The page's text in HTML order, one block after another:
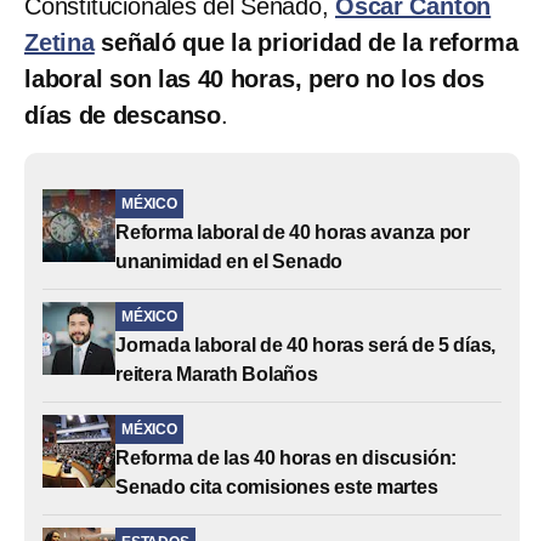
Constitucionales del Senado,Óscar Cantón
Zetinaseñaló que la prioridad de la reforma
laboral son las 40 horas, pero no los dos
días de descanso.
MÉXICO
Reforma laboral de 40 horas avanza por
unanimidad en el Senado
MÉXICO
Jornada laboral de 40 horas será de 5 días,
reitera Marath Bolaños
MÉXICO
Reforma de las 40 horas en discusión:
Senado cita comisiones este martes